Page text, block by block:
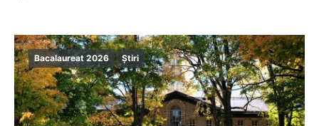
Bacalaureat 2026 Știri